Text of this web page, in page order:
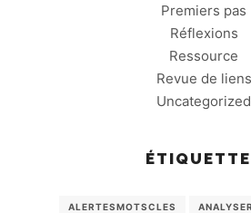
Premiers pas
Réflexions
Ressource
Revue de liens
Uncategorized
ALERTESMOTSCLES